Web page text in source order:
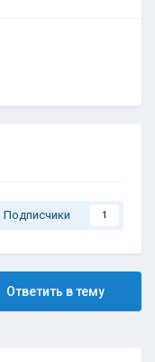
Подписчики 1
Ответить в тему